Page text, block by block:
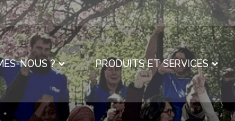
NOUS ? PRODUITS ET SERVICES